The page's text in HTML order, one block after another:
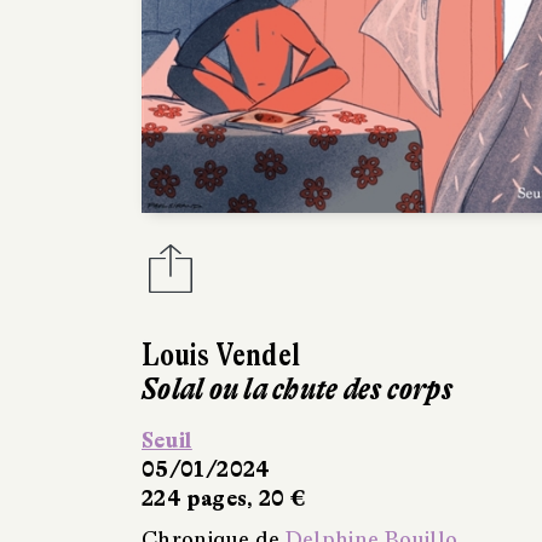
Louis Vendel
Solal ou la chute des corps
Seuil
05/01/2024
224 pages, 20 €